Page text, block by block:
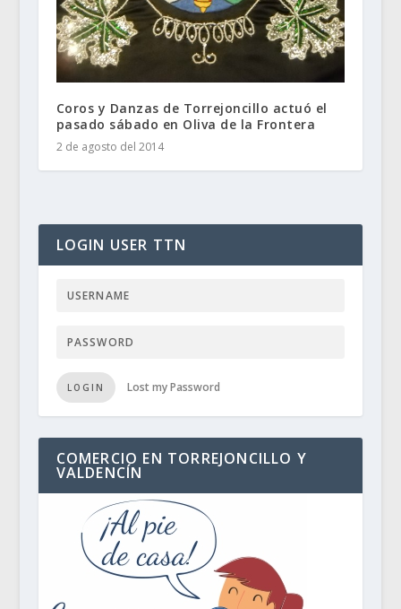
Coros y Danzas de Torrejoncillo actuó el
pasado sábado en Oliva de la Frontera
2 de agosto del 2014
LOGIN USER TTN
LOGIN Lost my Password
COMERCIO EN TORREJONCILLO Y
VALDENCÍN